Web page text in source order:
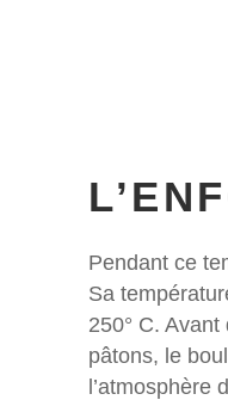
Pendant ce
Sa
250° C. Avant
pâtons, le
l’atmosphère